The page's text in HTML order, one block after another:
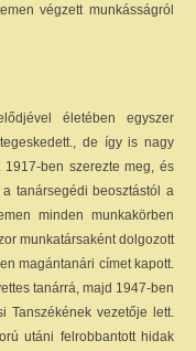
végzett munkásságról
életében egyszer
de így is nagy
ben szerezte meg, és
tanársegédi beosztástól a
minden munkakörben
munkatársaként dolgozott
magántanári címet kapott.
tanárrá, majd 1947-ben
Tanszékének vezetője lett.
utáni felrobbantott hidak